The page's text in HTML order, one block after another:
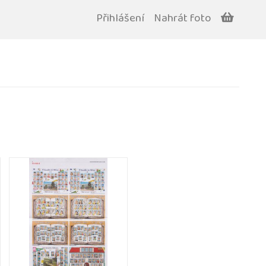
Přihlášení Nahrát foto